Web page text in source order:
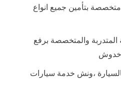
بتأمين جميع انواع
المتدربة والمتخصصة برفع
خدوش
،ونش خدمة سيارات